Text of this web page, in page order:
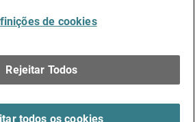
de cookies
Rejeitar Todos
todos os cookies